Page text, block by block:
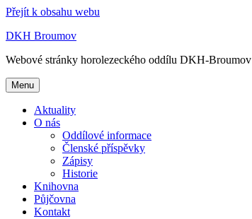
Přejít k obsahu webu
DKH Broumov
Webové stránky horolezeckého oddílu DKH-Broumov
Menu
Aktuality
O nás
Oddílové informace
Členské příspěvky
Zápisy
Historie
Knihovna
Půjčovna
Kontakt